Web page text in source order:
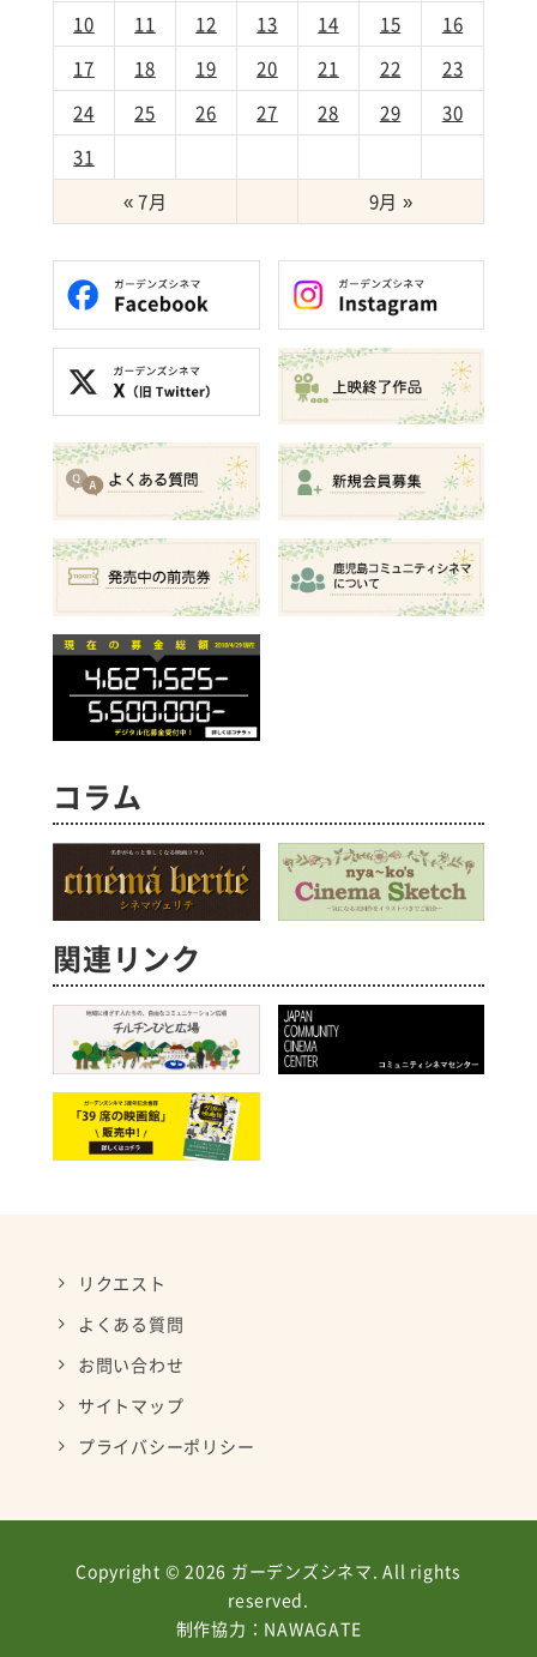
10
11 12 13 14 15
16
17
18 19 20 21 22
23
24
25 26 27 28 29
30
31
« 7月
9月 »
コラム
関連リンク
リクエスト
よくある質問
お問い合わせ
サイトマップ
プライバシーポリシー
Copyright © 2026 ガーデンズシネマ. All rights
reserved.
制作協力： NAWAGATE